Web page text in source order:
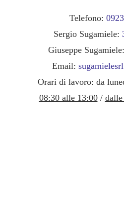
Telefono:
Sergio Sugamiele:
Giuseppe Sugamiele:
Email:
Orari di lavoro: da
08:30 alle 13:00/